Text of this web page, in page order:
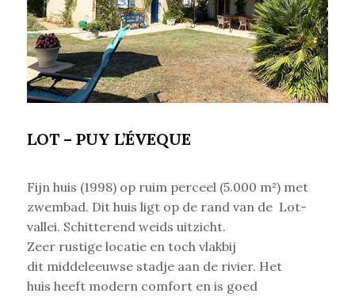
LOT – PUY L’ÉVEQUE
Fijn huis (1998) op ruim perceel (5.000 m²) met
zwembad. Dit huis ligt op de rand van de Lot-
vallei. Schitterend weids uitzicht.
Zeer rustige locatie en toch vlakbij
dit middeleeuwse stadje aan de rivier. Het
huis heeft modern comfort en is goed